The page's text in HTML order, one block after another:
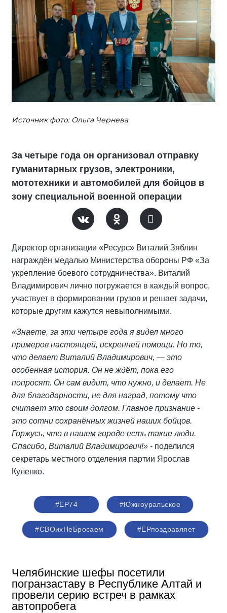
Источник фото: Ольга Чернева
За четыре года он организовал отправку
гуманитарных грузов, электроники,
мототехники и автомобилей для бойцов в
зону специальной военной операции
Директор организации «Ресурс» Виталий Зяблин
награждён медалью Министерства обороны РФ «За
укрепление боевого сотрудничества». Виталий
Владимирович лично погружается в каждый вопрос,
участвует в формировании грузов и решает задачи,
которые другим кажутся невыполнимыми.
«Знаете, за эти четыре года я видел много
примеров настоящей, искренней помощи. Но то,
что делает Виталий Владимирович, — это
особенная история. Он не ждёт, пока его
попросят. Он сам видит, что нужно, и делает. Не
для благодарности, не для наград, потому что
считает это своим долгом. Главное признание -
это сотни сохранённых жизней наших бойцов.
Горжусь, что в нашем городе есть такие люди.
Спасибо, Виталий Владимирович!» - поделился
секретарь местного отделения партии Ярослав
Куленко.
#ЕР74 #Южноуральское
#СВОихНеБросаем #ЕРпоздравляет
Челябинские шефы посетили
погранзаставу в Республике Алтай и
провели серию встреч в рамках
автопробега